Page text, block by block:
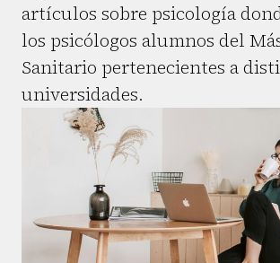
artículos sobre psicología
los psicólogos alumnos del
Sanitario pertenecientes a
universidades.